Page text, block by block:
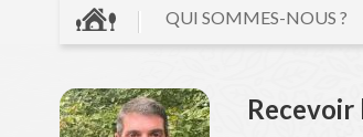
QUI SOMMES-NOUS ?